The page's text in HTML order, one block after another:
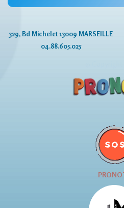
329, Bd Michelet 13009 MARSEILLE
04.88.605.025